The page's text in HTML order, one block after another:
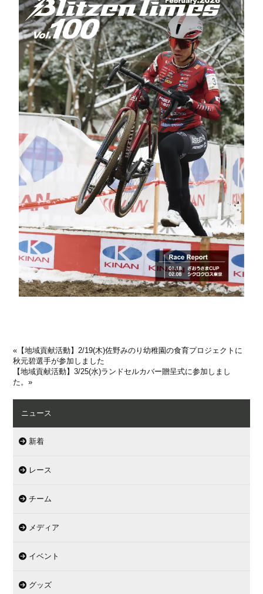
« 【地域貢献活動】2/19(木)佐野みのり幼稚園の食育プロジェクトに
秋元碧選手が参加しました
【地域貢献活動】3/25(水)ランドセルカバー贈呈式に参加しまし
た。»
ニュース
新着
レース
チーム
メディア
イベント
グッズ